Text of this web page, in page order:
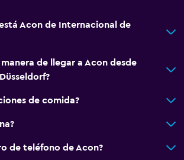
Acon de Internacional de
de llegar a Acon desde
de comida?
de teléfono de Acon?